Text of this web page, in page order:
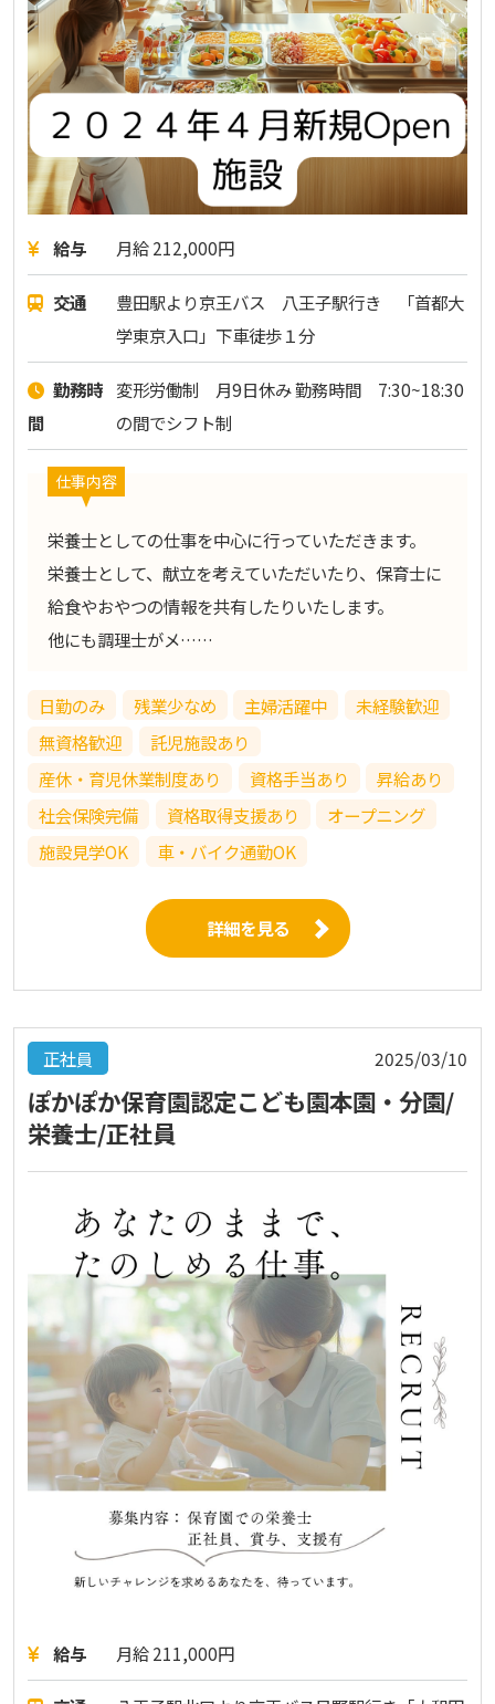
給与 月給 212,000円
交通
豊田駅より京王バス 八王子駅行き 「首都大
学東京入口」下車徒歩１分
勤務時
間
変形労働制 月9日休み 勤務時間 7:30~18:30
の間でシフト制
仕事内容
栄養士としての仕事を中心に行っていただきます。
栄養士として、献立を考えていただいたり、保育士に
給食やおやつの情報を共有したりいたします。
他にも調理士がメ……
日勤のみ 残業少なめ 主婦活躍中
未経験歓迎
無資格歓迎
託児施設あり
産休・育児休業制度あり
資格手当あり
昇給あり
社会保険完備
資格取得支援あり
オープニング
施設見学OK
車・バイク通勤OK
詳細を見る
正社員 2025/03/10
ぽかぽか保育園認定こども園本園・分園/
栄養士/正社員
給与 月給 211,000円